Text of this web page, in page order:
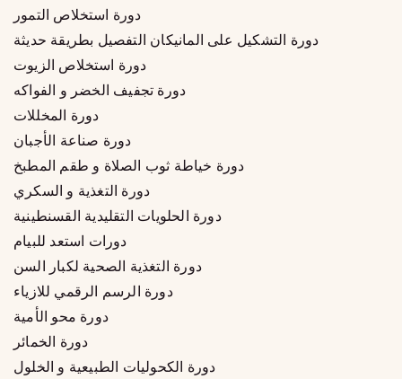
دورة استخلاص التمور
دورة التشكيل على المانيكان التفصيل بطريقة حديثة
دورة استخلاص الزيوت
دورة تجفيف الخضر و الفواكه
دورة المخللات
دورة صناعة الأجبان
دورة خياطة ثوب الصلاة و طقم المطبخ
دورة التغذية و السكري
دورة الحلويات التقليدية القسنطينية
دورات استعد للبيام
دورة التغذية الصحية لكبار السن
دورة الرسم الرقمي للازياء
دورة محو الأمية
دورة الخمائر
دورة الكحوليات الطبيعية و الخلول